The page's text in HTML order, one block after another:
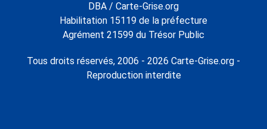
DBA / Carte-Grise.org
Habilitation 15119 de la préfecture
Agrément 21599 du Trésor Public
Tous droits réservés, 2006 - 2026 Carte-Grise.org -
Reproduction interdite